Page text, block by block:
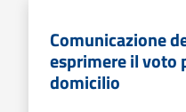
Comunicazione
esprimere il voto
domicilio